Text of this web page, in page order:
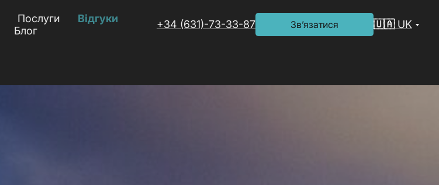
Послуги
Відгуки
Блог
+34 (631)-73-33-87 Зв’язатися 🇺🇦 UK